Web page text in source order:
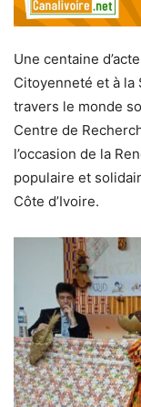
Une centaine
Citoyenneté et à la
travers le monde
Centre de
l’occasion de la
populaire et
Côte d’Ivoire.